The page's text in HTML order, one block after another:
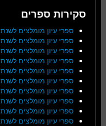
סקירות ספרים
ספרי עיון מומלצים לשנת 2023- חלק ב’
ספרי עיון מומלצים לשנת 2023- חלק א’
ספרי עיון מומלצים לשנת 2022
ספרי עיון מומלצים לשנת 2020
ספרי עיון מומלצים לשנת 2019
ספרי עיון מומלצים לשנת 2018
ספרי עיון מומלצים לשנת 2017
ספרי עיון מומלצים לשנת 2016
ספרי עיון מומלצים לשנת 2015
ספרי עיון מומלצים לשנת 2014